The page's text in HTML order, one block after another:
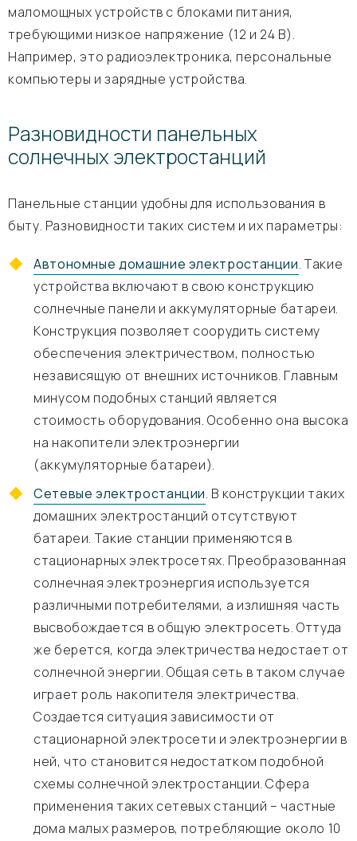
маломощных устройств с блоками питания,
требующими низкое напряжение (12 и 24 В).
Например, это радиоэлектроника, персональные
компьютеры и зарядные устройства.
Разновидности панельных
солнечных электростанций
Панельные станции удобны для использования в
быту. Разновидности таких систем и их параметры:
Автономные домашние электростанции. Такие
устройства включают в свою конструкцию
солнечные панели и аккумуляторные батареи.
Конструкция позволяет соорудить систему
обеспечения электричеством, полностью
независящую от внешних источников. Главным
минусом подобных станций является
стоимость оборудования. Особенно она высока
на накопители электроэнергии
(аккумуляторные батареи).
Сетевые электростанции. В конструкции таких
домашних электростанций отсутствуют
батареи. Такие станции применяются в
стационарных электросетях. Преобразованная
солнечная электроэнергия используется
различными потребителями, а излишняя часть
высвобождается в общую электросеть. Оттуда
же берется, когда электричества недостает от
солнечной энергии. Общая сеть в таком случае
играет роль накопителя электричества.
Создается ситуация зависимости от
стационарной электросети и электроэнергии в
ней, что становится недостатком подобной
схемы солнечной электростанции. Сфера
применения таких сетевых станций – частные
дома малых размеров, потребляющие около 10